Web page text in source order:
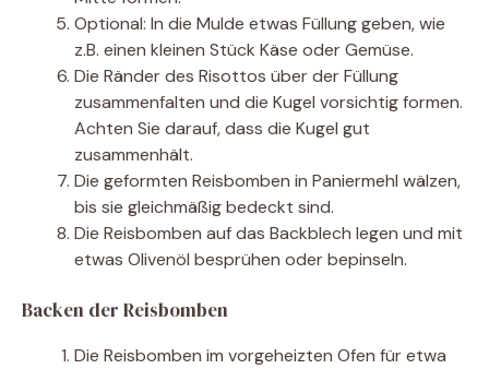
Optional: In die Mulde etwas Füllung geben, wie
z.B. einen kleinen Stück Käse oder Gemüse.
Die Ränder des Risottos über der Füllung
zusammenfalten und die Kugel vorsichtig formen.
Achten Sie darauf, dass die Kugel gut
zusammenhält.
Die geformten Reisbomben in Paniermehl wälzen,
bis sie gleichmäßig bedeckt sind.
Die Reisbomben auf das Backblech legen und mit
etwas Olivenöl besprühen oder bepinseln.
Backen der Reisbomben
Die Reisbomben im vorgeheizten Ofen für etwa